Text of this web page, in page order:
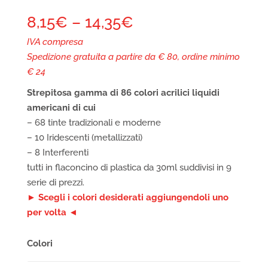
8,15€ – 14,35€
IVA compresa
Spedizione gratuita a partire da € 80, ordine minimo
€ 24
Strepitosa gamma di 86 colori acrilici liquidi
americani di cui
– 68 tinte tradizionali e moderne
– 10 Iridescenti (metallizzati)
– 8 Interferenti
tutti in flaconcino di plastica da 30ml suddivisi in 9
serie di prezzi.
► Scegli i colori desiderati aggiungendoli uno
per volta ◄
Colori